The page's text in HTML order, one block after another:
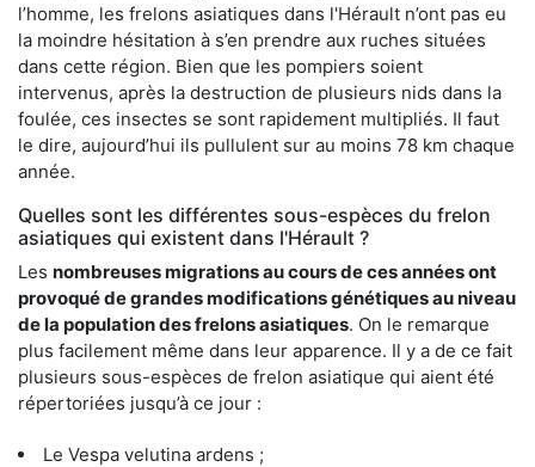
l’homme, les frelons asiatiques dans l'Hérault n’ont pas eu
la moindre hésitation à s’en prendre aux ruches situées
dans cette région. Bien que les pompiers soient
intervenus, après la destruction de plusieurs nids dans la
foulée, ces insectes se sont rapidement multipliés. Il faut
le dire, aujourd’hui ils pullulent sur au moins 78 km chaque
année.
Quelles sont les différentes sous-espèces du frelon
asiatiques qui existent dans l'Hérault ?
Les nombreuses migrations au cours de ces années ont
provoqué de grandes modifications génétiques au niveau
de la population des frelons asiatiques. On le remarque
plus facilement même dans leur apparence. Il y a de ce fait
plusieurs sous-espèces de frelon asiatique qui aient été
répertoriées jusqu’à ce jour :
Le Vespa velutina ardens ;